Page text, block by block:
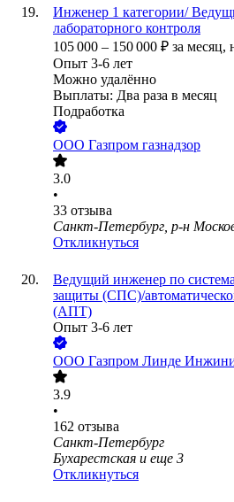
Инженер 1 категории/
лабораторного контроля
105 000 – 150 000 ₽ за месяц,
Опыт 3-6 лет
Можно удалённо
Выплаты: Два раза в месяц
Подработка
ООО Газпром газнадзор
3.0
•
33 отзыва
Санкт-Петербург, р-н
Откликнуться
Ведущий инженер по
защиты (СПС)/
(АПТ)
Опыт 3-6 лет
ООО Газпром Линде
3.9
•
162 отзыва
Санкт-Петербург
Бухарестская и еще 3
Откликнуться